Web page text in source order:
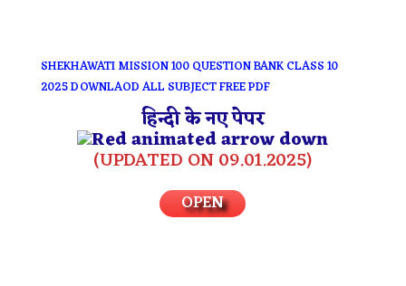
SHEKHAWATI MISSION 100 QUESTION BANK CLASS 10
2025 DOWNLAOD ALL SUBJECT FREE PDF
हिन्दी के नए पेपर
(UPDATED ON 09.01.2025)
OPEN